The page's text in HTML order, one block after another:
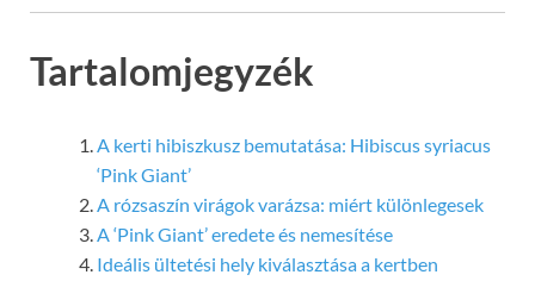
Tartalomjegyzék
A kerti hibiszkusz bemutatása: Hibiscus syriacus
‘Pink Giant’
A rózsaszín virágok varázsa: miért különlegesek
A ‘Pink Giant’ eredete és nemesítése
Ideális ültetési hely kiválasztása a kertben